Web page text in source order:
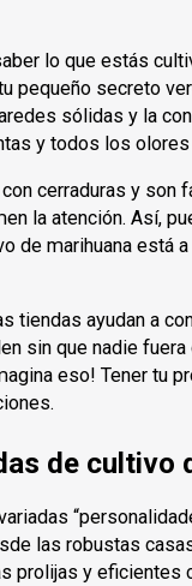
lo que estás
pequeño secreto
sólidas y la
y todos los
cerraduras y son
la atención. Así,
de marihuana está
tiendas ayudan a
sin que nadie
eso! Tener tu
de cultivo
las robustas
prolijas y eficientes